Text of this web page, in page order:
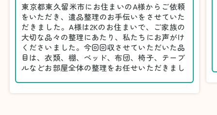
東京都東久留米市にお住まいのA様からご依頼
をいただき、遺品整理のお手伝いをさせていた
だきました。A様は2Kのお住まいで、ご家族の
大切な品々の整理にあたり、私たちにお声がけ
くださいました。今回回収させていただいた品
目は、衣類、棚、ベッド、布団、椅子、テーブ
ルなどお部屋全体の整理をお任せいただきまし